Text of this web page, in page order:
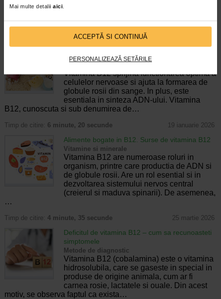
Mai multe detalii aici.
ACCEPTĂ SI CONTINUĂ
PERSONALIZEAZĂ SETĂRILE
ARTICOLE RECOMANDATE
Informatii utile despre vitamina B12: rol,
beneficii, surse
Vitamina B12 sprijina functionarea optima a
celulelor nervoase si ajuta la formarea de
globule rosii din sange. In plus, este
esentiala in sinteza ADN-ului. Vitamina
B12, cunoscuta si sub denumirea de…
Timp de citire: 6 minute, 20 secunde 19 ianuarie 2026
Alimente bogate in B12. Surse de vitamina B12
Vitamine si minerale
Vitamina B12 are numeroase roluri in
organism, printre care productia de ADN si
de globule rosii. Are un rol esential si in
dezvoltarea sistemului nervos central
(creierul si maduva spinarii). De asemenea,
…
Timp de citire: 4 minute, 35 secunde 25 martie 2026
Deficitul de vitamina B12 – cum sa recunoasteti
simptomele
Metode de diagnostic
Vitamina B12 (cobalamina) este o vitamina
hidrosolubila, care se gaseste in special in
produse de origine animala, cum ar fi
carnea rosie, lactatele si ouale. Din acest
motiv, se observa faptul ca exista…